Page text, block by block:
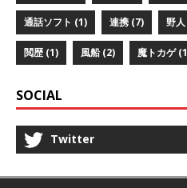
通話ソフト (1) 連携 (7) 野
閲歴 (1) 風船 (2) 魔トカゲ
SOCIAL
Twitter